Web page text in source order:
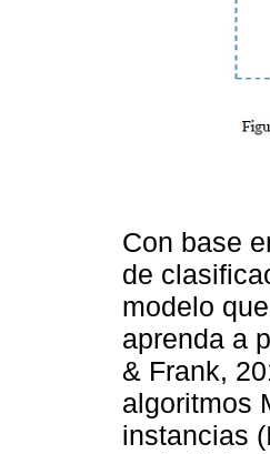
Con base
de
modelo
aprenda a
& Frank,
algoritmos
instancias